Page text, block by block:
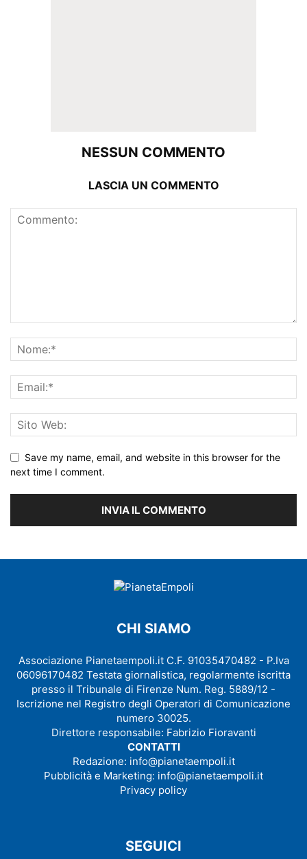
NESSUN COMMENTO
LASCIA UN COMMENTO
Save my name, email, and website in this browser for the
next time I comment.
CHI SIAMO
Associazione Pianetaempoli.it C.F. 91035470482 - P.Iva
06096170482 Testata giornalistica, regolarmente iscritta
presso il Tribunale di Firenze Num. Reg. 5889/12 -
Iscrizione nel Registro degli Operatori di Comunicazione
numero 30025.
Direttore responsabile: Fabrizio Fioravanti
CONTATTI
Redazione: info@pianetaempoli.it
Pubblicità e Marketing: info@pianetaempoli.it
Privacy policy
SEGUICI